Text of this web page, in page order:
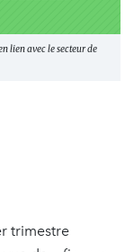
lien avec le secteur de
trimestre